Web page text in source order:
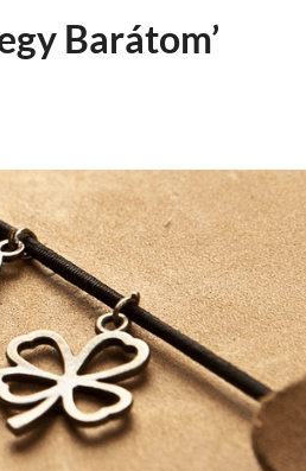
Barátom’